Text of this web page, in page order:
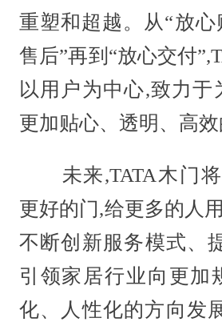
重塑和超越。从“放心
售后”再到“放心交付
以用户为中心,致力于
更加贴心、透明、高效
未来,TATA木门将
更好的门,给更多的人
不断创新服务模式、
引领家居行业向更加
化、人性化的方向发